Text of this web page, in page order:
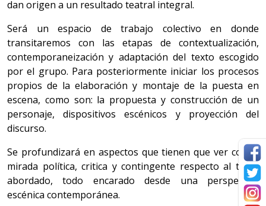
dan origen a un resultado teatral integral.
Será un espacio de trabajo colectivo en donde
transitaremos con las etapas de contextualización,
contemporaneización y adaptación del texto escogido
por el grupo. Para posteriormente iniciar los procesos
propios de la elaboración y montaje de la puesta en
escena, como son: la propuesta y construcción de un
personaje, dispositivos escénicos y proyección del
discurso.
Se profundizará en aspectos que tienen que ver con la
mirada política, critica y contingente respecto al texto
abordado, todo encarado desde una perspectiva
escénica contemporánea.